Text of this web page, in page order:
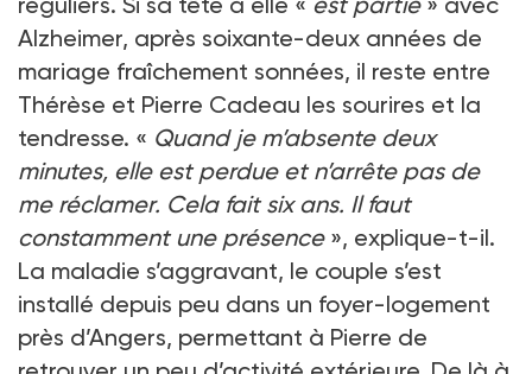
Alzheimer, après soixante-deux années de
mariage fraîchement sonnées, il reste entre
Thérèse et Pierre Cadeau les sourires et la
tendresse. « Quand je m’absente deux
minutes, elle est perdue et n’arrête pas de
me réclamer. Cela fait six ans. Il faut
constamment une présence», explique-t-il.
La maladie s’aggravant, le couple s’est
installé depuis peu dans un foyer-logement
près d’Angers, permettant à Pierre de